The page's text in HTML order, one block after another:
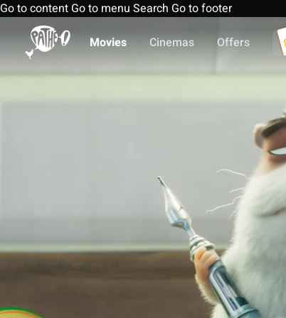
Go to content Go to menu Search Go to footer
Movies
Cinemas Offers